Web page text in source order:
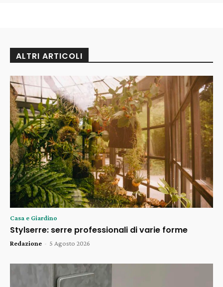
ALTRI ARTICOLI
Casa e Giardino
Stylserre: serre professionali di varie forme
Redazione - 5 Agosto 2026